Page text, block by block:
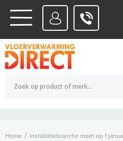
WATERSYSTEMEN
ELEKTRISCHE SYSTEMENTotaalbedrag (incl.
Home Installatiebranche moet op 1